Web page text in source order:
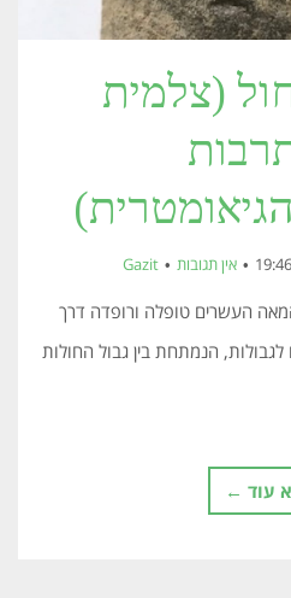
(צלמית
19:46 אין תגובות Gazit
שנות ה-90 של המאה העשרים טופלה ורופדה דרך
הנמתחת בין גבול החולות
עוד ←